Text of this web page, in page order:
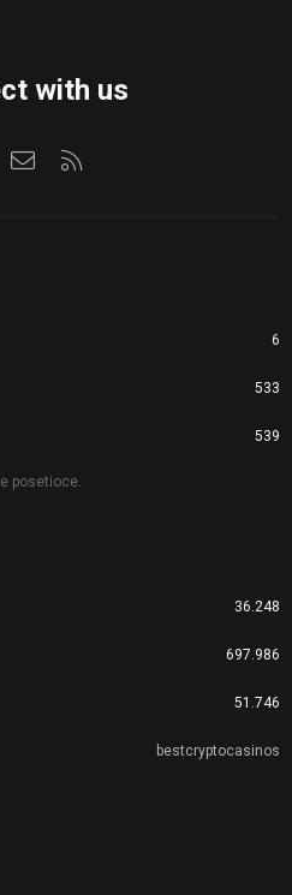
with us
Kontaktirajte nas
6
533
539
posetioce.
36.248
697.986
51.746
bestcryptocasinos